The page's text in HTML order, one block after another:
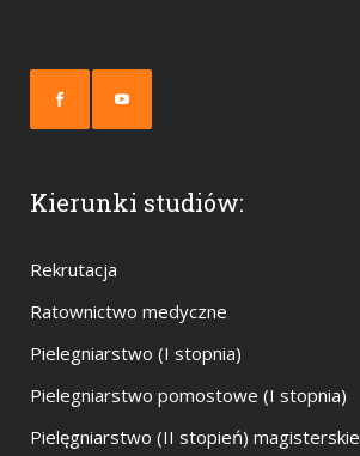
Kierunki studiów:
Rekrutacja
Ratownictwo medyczne
Pielegniarstwo (I stopnia)
Pielegniarstwo pomostowe (I stopnia)
Pielęgniarstwo (II stopień) magisterskie